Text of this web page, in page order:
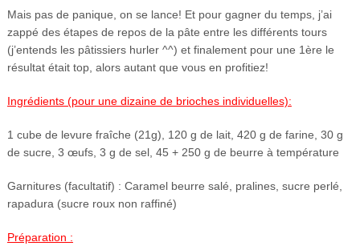
Mais pas de panique, on se lance! Et pour gagner du temps, j’ai
zappé des étapes de repos de la pâte entre les différents tours
(j’entends les pâtissiers hurler ^^) et finalement pour une 1ère le
résultat était top, alors autant que vous en profitiez!
Ingrédients(pour une dizaine de brioches individuelles):
1 cube de levure fraîche (21g), 120 g de lait, 420 g de farine, 30 g
de sucre, 3 œufs, 3 g de sel, 45 + 250 g de beurre à température
Garnitures (facultatif) : Caramel beurre salé, pralines, sucre perlé,
rapadura (sucre roux non raffiné)
Préparation :